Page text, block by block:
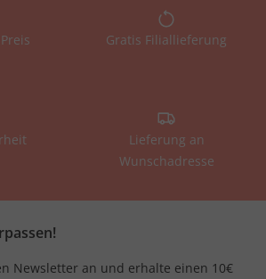
Gratis Filiallieferung
Lieferung an
Wunschadresse
Newsletter an und erhalte einen 10€